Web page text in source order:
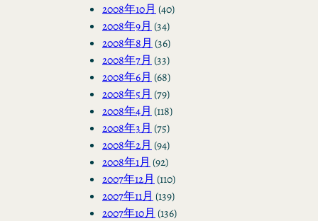
2008年10月 (40)
2008年9月 (34)
2008年8月 (36)
2008年7月 (33)
2008年6月 (68)
2008年5月 (79)
2008年4月 (118)
2008年3月 (75)
2008年2月 (94)
2008年1月 (92)
2007年12月 (110)
2007年11月 (139)
2007年10月 (136)